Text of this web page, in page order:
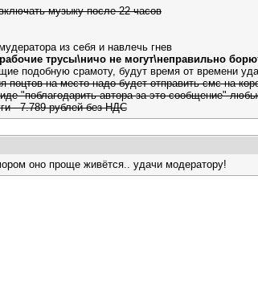
музыку после 22 часов
из себя и навлечь гнев
трусы\ничо не могут\неправильно
подобную срамоту, будут время от времени
поцтов на место надо будет отправить смс на
"поблагодарить автора за это сообщение"
- 7.789 рублей без НДС
оно проще живётся.. удачи модератору!